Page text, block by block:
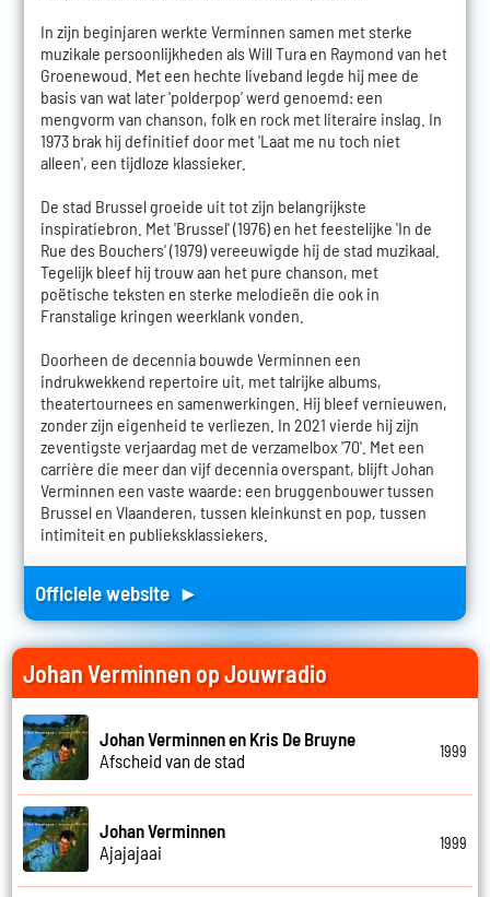
In zijn beginjaren werkte Verminnen samen met sterke
muzikale persoonlijkheden als Will Tura en Raymond van het
Groenewoud. Met een hechte liveband legde hij mee de
basis van wat later 'polderpop' werd genoemd: een
mengvorm van chanson, folk en rock met literaire inslag. In
1973 brak hij definitief door met 'Laat me nu toch niet
alleen', een tijdloze klassieker.
De stad Brussel groeide uit tot zijn belangrijkste
inspiratiebron. Met 'Brussel' (1976) en het feestelijke 'In de
Rue des Bouchers' (1979) vereeuwigde hij de stad muzikaal.
Tegelijk bleef hij trouw aan het pure chanson, met
poëtische teksten en sterke melodieën die ook in
Franstalige kringen weerklank vonden.
Doorheen de decennia bouwde Verminnen een
indrukwekkend repertoire uit, met talrijke albums,
theatertournees en samenwerkingen. Hij bleef vernieuwen,
zonder zijn eigenheid te verliezen. In 2021 vierde hij zijn
zeventigste verjaardag met de verzamelbox '70'. Met een
carrière die meer dan vijf decennia overspant, blijft Johan
Verminnen een vaste waarde: een bruggenbouwer tussen
Brussel en Vlaanderen, tussen kleinkunst en pop, tussen
intimiteit en publieksklassiekers.
Officiele website ►
Johan Verminnen op Jouwradio
Johan Verminnen en Kris De Bruyne
Afscheid van de stad
1999
Johan Verminnen
Ajajajaai
1999